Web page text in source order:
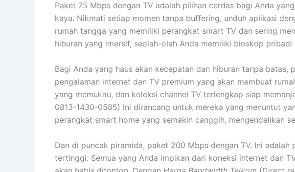
Paket 75 Mbps dengan TV adalah pilihan cerdas bagi Anda
kaya. Nikmati setiap momen tanpa buffering, unduh aplikasi
rumah tangga yang memiliki perangkat smart TV dan sering
hiburan yang imersif, seolah-olah Anda memiliki bioskop pribadi
Bagi Anda yang haus akan kecepatan dan hiburan tanpa
pengalaman internet dan TV premium yang akan membuat
yang memukau, dan koleksi channel TV terlengkap siap
0813-1430-0585) ini dirancang untuk mereka yang menuntut
perangkat smart home yang semakin canggih, mengendalikan
Dan di puncak piramida, paket 200 Mbps dengan TV. Ini
tertinggi. Semua yang Anda impikan dari koneksi internet dan